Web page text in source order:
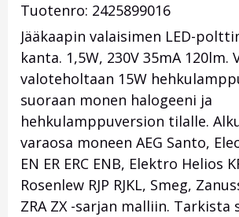
Tuotenro: 2425899016
Jääkaapin valaisimen LED-
kanta. 1,5W, 230V 35mA 120lm.
valoteholtaan 15W
suoraan monen halogeeni ja
hehkulamppuversion tilalle.
varaosa moneen AEG Santo,
EN ER ERC ENB, Elektro Helios
Rosenlew RJP RJKL, Smeg,
ZRA ZX -sarjan malliin. Tarkista